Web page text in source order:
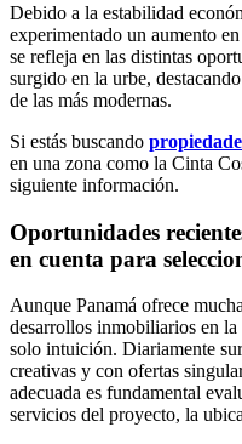
Debido a la estabilidad
experimentado un aumento
se refleja en las distintas
surgido en la urbe, destacando
de las más modernas.
Si estás buscando
en una zona como la Cinta
siguiente información.
Oportunidades
en cuenta para
Aunque Panamá ofrece
desarrollos inmobiliarios en la
solo intuición. Diariamente
creativas y con ofertas
adecuada es fundamental
servicios del proyecto, la